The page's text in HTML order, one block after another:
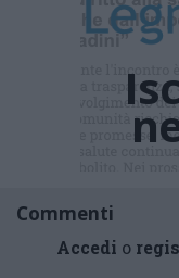
Commenti
Accedi o